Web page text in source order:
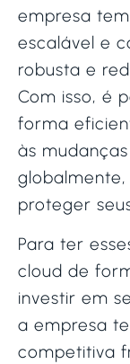
empresa
escalável e
robusta e
Com isso, é
forma
às
proteger
Para ter
cloud de
investir em
a empresa
competitiva